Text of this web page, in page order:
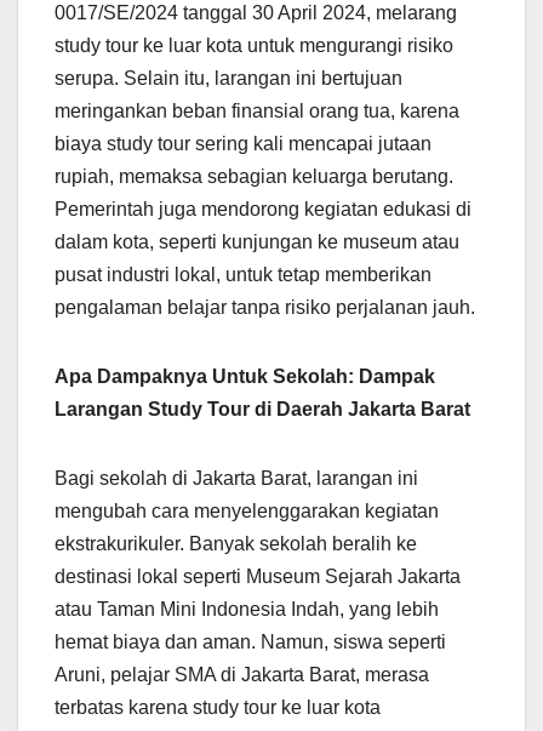
0017/SE/2024 tanggal 30 April 2024, melarang
study tour ke luar kota untuk mengurangi risiko
serupa. Selain itu, larangan ini bertujuan
meringankan beban finansial orang tua, karena
biaya study tour sering kali mencapai jutaan
rupiah, memaksa sebagian keluarga berutang.
Pemerintah juga mendorong kegiatan edukasi di
dalam kota, seperti kunjungan ke museum atau
pusat industri lokal, untuk tetap memberikan
pengalaman belajar tanpa risiko perjalanan jauh.
Apa Dampaknya Untuk Sekolah: Dampak
Larangan Study Tour di Daerah Jakarta Barat
Bagi sekolah di Jakarta Barat, larangan ini
mengubah cara menyelenggarakan kegiatan
ekstrakurikuler. Banyak sekolah beralih ke
destinasi lokal seperti Museum Sejarah Jakarta
atau Taman Mini Indonesia Indah, yang lebih
hemat biaya dan aman. Namun, siswa seperti
Aruni, pelajar SMA di Jakarta Barat, merasa
terbatas karena study tour ke luar kota